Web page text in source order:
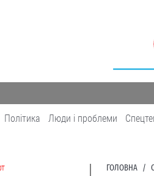
Політика Люди і проблеми
ГОЛОВНА